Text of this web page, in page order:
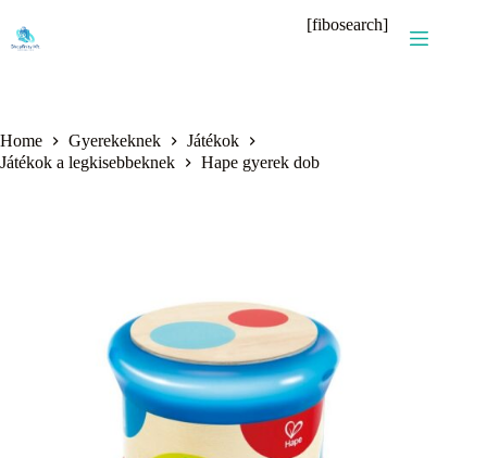
content
[fibosearch]
Home Gyerekeknek
Játékok
Játékok a legkisebbeknek
Hape gyerek dob